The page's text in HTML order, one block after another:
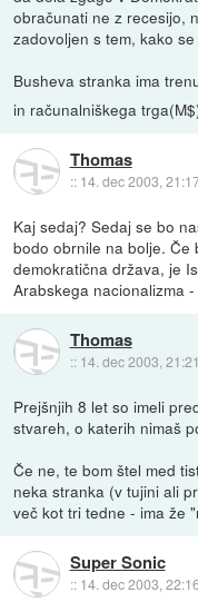
obračunati ne z recesijo,
zadovoljen s tem, kako
Busheva stranka ima
in računalniškega
Thomas
:: 14. dec 2003,
Kaj sedaj? Sedaj se bo
bodo obrnile na bolje.
demokratična država, je
Arabskega nacionalizma
Thomas
:: 14. dec 2003, 21:21
Prejšnjih 8 let so imeli
stvareh, o katerih nimaš
Če ne, te bom štel med
neka stranka (v tujini ali
več kot tri tedne - ima že
Super Sonic
:: 14. dec 2003, 22:16